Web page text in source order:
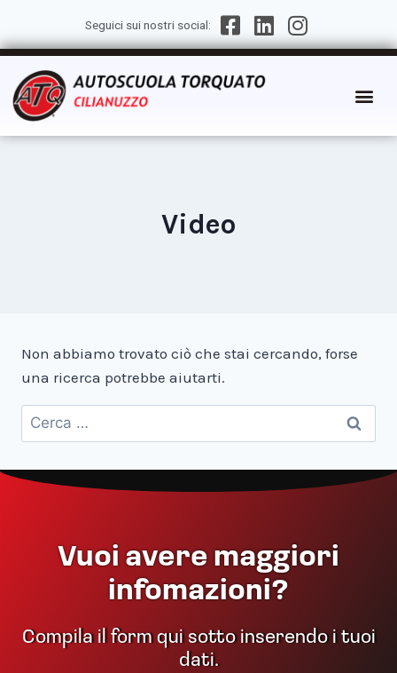
Seguici sui nostri social:
Video
Non abbiamo trovato ciò che stai cercando, forse
una ricerca potrebbe aiutarti.
Vuoi avere maggiori
infomazioni?
Compila il form qui sotto inserendo i tuoi
dati.